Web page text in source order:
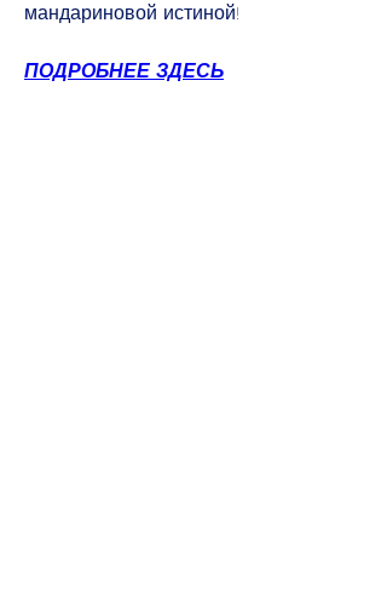
мандариновой истиной!
ПОДРОБНЕЕ ЗДЕСЬ